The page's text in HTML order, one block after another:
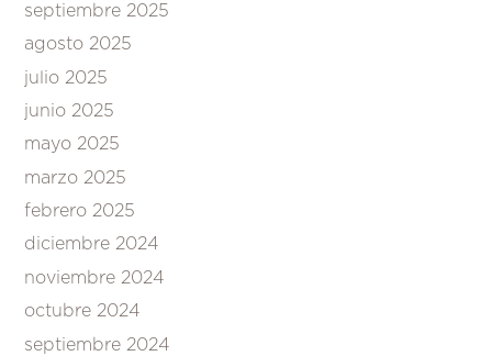
septiembre 2025
agosto 2025
julio 2025
junio 2025
mayo 2025
marzo 2025
febrero 2025
diciembre 2024
noviembre 2024
octubre 2024
septiembre 2024